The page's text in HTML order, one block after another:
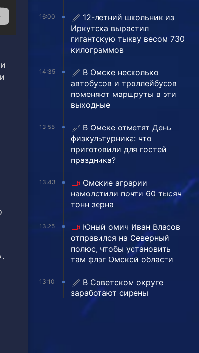
16:00
12-летний школьник из
Иркутска вырастил
гигантскую тыкву весом 730
килограммов
14:35
В Омске несколько
автобусов и троллейбусов
поменяют маршруты в эти
выходные
13:55
В Омске отметят День
физкультурника: что
приготовили для гостей
праздника?
13:43
Омские аграрии
намолотили почти 60 тысяч
тонн зерна
13:25
Юный омич Иван Власов
отправился на Северный
полюс, чтобы установить
там флаг Омской области
13:10
В Советском округе
заработают сирены